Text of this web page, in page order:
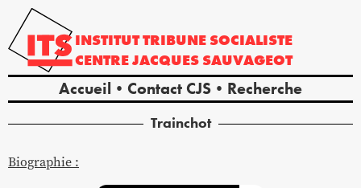
INSTITUTTRIBUNE SOCIALISTE
CENTREJACQUES SAUVAGEOT
Accueil Contact CJS Recherche
Trainchot
Biographie :